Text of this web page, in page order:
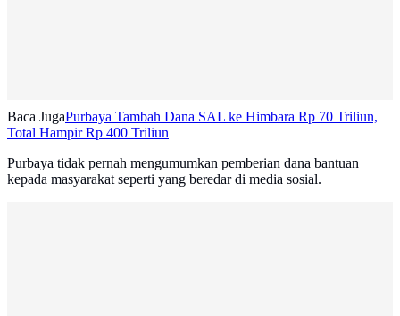
Baca JugaPurbaya Tambah Dana SAL ke Himbara Rp 70 Triliun,
Total Hampir Rp 400 Triliun
Purbaya tidak pernah mengumumkan pemberian dana bantuan
kepada masyarakat seperti yang beredar di media sosial.